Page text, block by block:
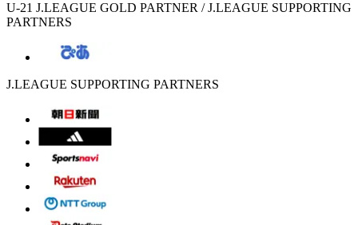
U-21 J.LEAGUE GOLD PARTNER / J.LEAGUE SUPPORTING
PARTNERS
J.LEAGUE SUPPORTING PARTNERS